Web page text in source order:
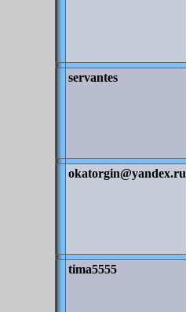
servantes
okatorgin@yandex.ru
tima5555